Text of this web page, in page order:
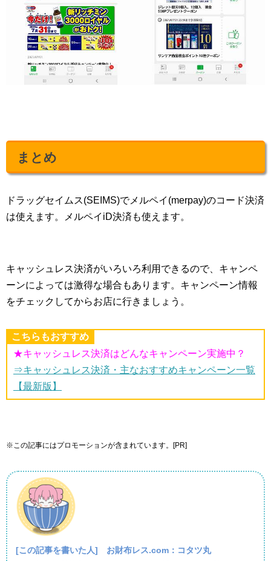
まとめ
ドラッグセイムス(SEIMS)でメルペイ(merpay)のコード決済
は使えます。メルペイiD決済も使えます。
キャッシュレス決済がいろいろ利用できるので、キャンペ
ーンによっては激得な場合もあります。キャンペーン情報
をチェックしてからお店に行きましょう。
こちらもおすすめ
★キャッシュレス決済はどんなキャンペーン実施中？
⇒キャッシュレス決済・主なおすすめキャンペーン一覧
【最新版】
※この記事にはプロモーションが含まれています。[PR]
[この記事を書いた人] お財布レス.com：コタツ丸